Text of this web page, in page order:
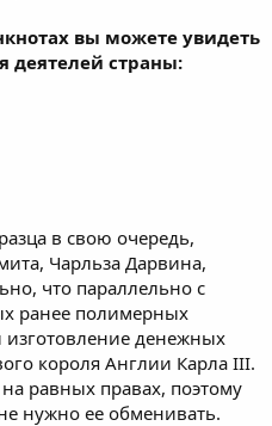
вы можете увидеть
страны:
в свою очередь,
Чарльза Дарвина,
что параллельно с
ранее полимерных
изготовление денежных
короля Англии Карла III.
равных правах, поэтому
нужно ее обменивать.